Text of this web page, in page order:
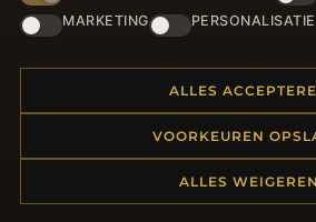
MARKETING
PERSONALISATIE
ALLES
VOORKEUREN
ALLES WEIGEREN
© 2012–2026Bedelsoutlet.nl .
voorbehouden.